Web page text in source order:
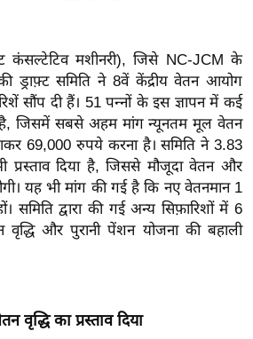
कंसल्टेटिव मशीनरी), जिसे NC-JCM के
ड्राफ़्ट समिति ने 8वें केंद्रीय वेतन आयोग
सौंप दी हैं। 51 पन्नों के इस ज्ञापन में कई
है, जिसमें सबसे अहम मांग न्यूनतम मूल वेतन
69,000 रुपये करना है। समिति ने 3.83
दिया है, जिससे मौजूदा वेतन और
यह भी मांग की गई है कि नए वेतनमान 1
समिति द्वारा की गई अन्य सिफ़ारिशों में 6
वृद्धि और पुरानी पेंशन योजना की बहाली
वृद्धि का प्रस्ताव दिया